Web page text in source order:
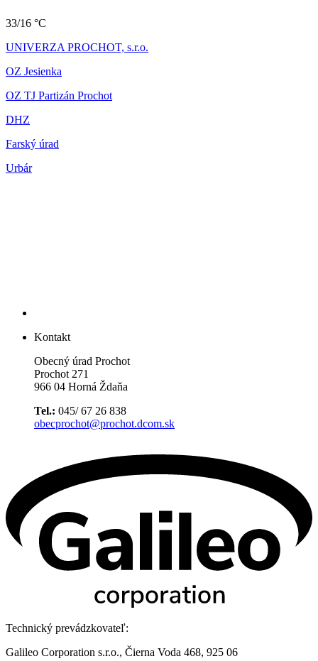
33/16 °C
UNIVERZA PROCHOT, s.r.o.
OZ Jesienka
OZ TJ Partizán Prochot
DHZ
Farský úrad
Urbár
Kontakt
Obecný úrad Prochot
Prochot 271
966 04 Horná Ždaňa
Tel.: 045/ 67 26 838
obecprochot@prochot.dcom.sk
Technický prevádzkovateľ:
Galileo Corporation s.r.o., Čierna Voda 468, 925 06